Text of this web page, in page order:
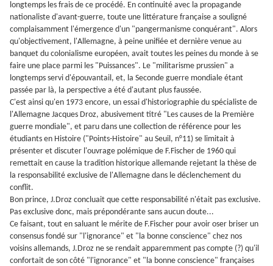
longtemps les frais de ce procédé. En continuité avec la propagande
nationaliste d'avant-guerre, toute une littérature française a souligné
complaisamment l'émergence d'un "pangermanisme conquérant". Alors
qu'objectivement, l'Allemagne, à peine unifiée et dernière venue au
banquet du colonialisme européen, avait toutes les peines du monde à se
faire une place parmi les "Puissances". Le "militarisme prussien" a
longtemps servi d'épouvantail, et, la Seconde guerre mondiale étant
passée par là, la perspective a été d'autant plus faussée.
C'est ainsi qu'en 1973 encore, un essai d'historiographie du spécialiste de
l'Allemagne Jacques Droz, abusivement titré "Les causes de la Première
guerre mondiale", et paru dans une collection de référence pour les
étudiants en Histoire ("Points-Histoire" au Seuil, n°11) se limitait à
présenter et discuter l'ouvrage polémique de F.Fischer de 1960 qui
remettait en cause la tradition historique allemande rejetant la thèse de
la responsabilité exclusive de l'Allemagne dans le déclenchement du
conflit.
Bon prince, J.Droz concluait que cette responsabilité n'était pas exclusive.
Pas exclusive donc, mais prépondérante sans aucun doute...
Ce faisant, tout en saluant le mérite de F.Fischer pour avoir oser briser un
consensus fondé sur "l'ignorance" et "la bonne conscience" chez nos
voisins allemands, J.Droz ne se rendait apparemment pas compte (?) qu'il
confortait de son côté "l'ignorance" et "la bonne conscience" françaises